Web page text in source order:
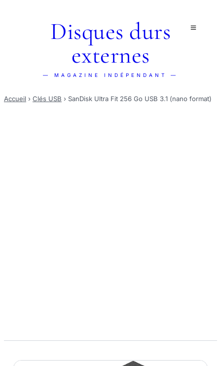
Disques durs
externes
— MAGAZINE INDÉPENDANT —
Accueil › Clés USB › SanDisk Ultra Fit 256 Go USB 3.1 (nano format)